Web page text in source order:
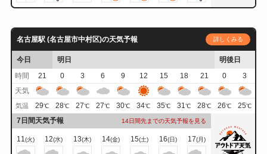
名古屋駅 (名古屋市中村区)の天気予報 詳しくみる
今日 明日
明後日
時間
21 0 3 6 9 12 15 18 21 0
3
天気
気温 29℃ 28℃ 27℃ 27℃ 30℃ 34℃ 35℃ 31℃ 28℃ 26℃ 25℃
7日間天気予報 14日間先までの天気予報を見る
11(火) 12(水) 13(木) 14(金) 15(土) 16(日) 17(月)